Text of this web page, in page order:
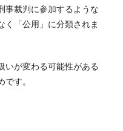
事裁判に参加するような
く「公用」に分類されま
いが変わる可能性がある
す。